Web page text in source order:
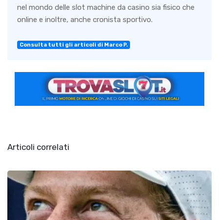
nel mondo delle slot machine da casino sia fisico che
online e inoltre, anche cronista sportivo.
Consulta tutti gli articoli di Marco P.
Articoli correlati